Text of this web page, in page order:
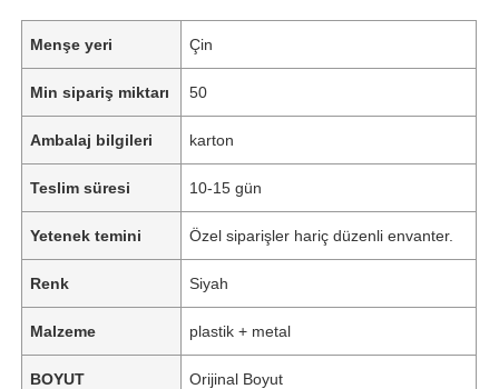
Menşe yeri Çin
Min sipariş miktarı 50
Ambalaj bilgileri karton
Teslim süresi 10-15 gün
Yetenek temini Özel siparişler hariç düzenli envanter.
Renk Siyah
Malzeme plastik + metal
BOYUT Orijinal Boyut